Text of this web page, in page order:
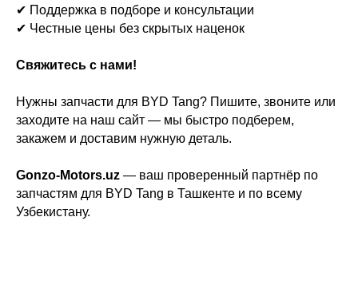
✔ Поддержка в подборе и консультации
✔ Честные цены без скрытых наценок
Свяжитесь с нами!
Нужны запчасти для BYD Tang? Пишите, звоните или
заходите на наш сайт — мы быстро подберем,
закажем и доставим нужную деталь.
Gonzo-Motors.uz — ваш проверенный партнёр по
запчастям для BYD Tang в Ташкенте и по всему
Узбекистану.